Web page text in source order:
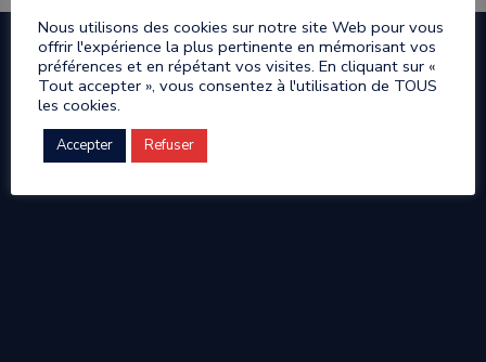
Nous utilisons des cookies sur notre site Web pour vous
offrir l'expérience la plus pertinente en mémorisant vos
préférences et en répétant vos visites. En cliquant sur «
Tout accepter », vous consentez à l'utilisation de TOUS
les cookies.
Accepter Refuser